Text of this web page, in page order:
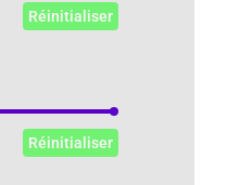
Réinitialiser
Réinitialiser